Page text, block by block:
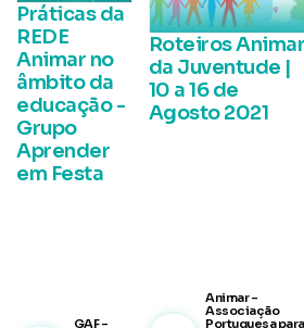
Práticas da
REDE
Animar no
âmbito da
educação -
Grupo
Aprender
em Festa
GAF -
Roteiros Animar
da Juventude |
10 a 16 de
Agosto 2021
Animar -
Associação
Portuguesa para